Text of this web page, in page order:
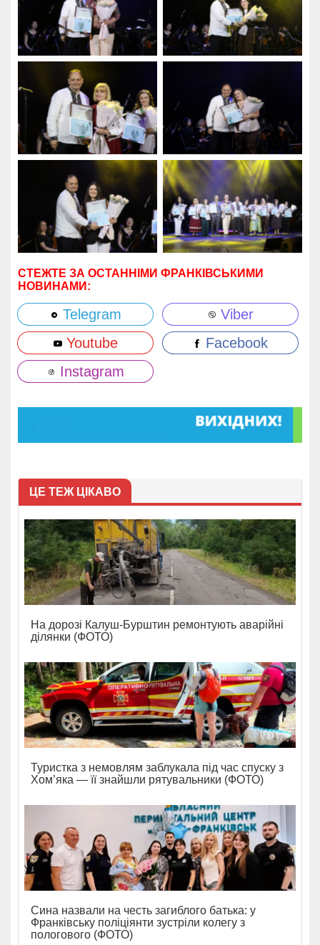
СТЕЖТЕ ЗА ОСТАННІМИ ФРАНКІВСЬКИМИ
НОВИНАМИ:
Telegram
Viber
Youtube
Facebook
Instagram
ЦЕ ТЕЖ ЦІКАВО
На дорозі Калуш-Бурштин ремонтують аварійні
ділянки (ФОТО)
Туристка з немовлям заблукала під час спуску з
Хом’яка — її знайшли рятувальники (ФОТО)
Сина назвали на честь загиблого батька: у
Франківську поліціянти зустріли колегу з
пологового (ФОТО)